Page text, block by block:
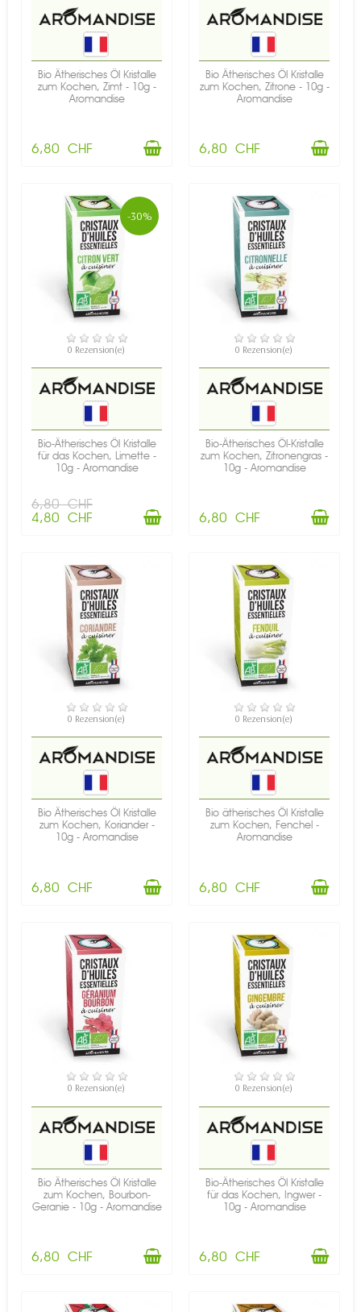
Bio Ätherisches Öl Kristalle
zum Kochen, Zimt - 10g -
Aromandise
6,80 CHF
Bio Ätherisches Öl Kristalle
zum Kochen, Zitrone - 10g -
Aromandise
6,80 CHF
-30%
VERFÜGBAR
0 Rezension(e)
Bio-Ätherisches Öl Kristalle
für das Kochen, Limette -
10g - Aromandise
6,80 CHF
4,80 CHF
VERFÜGBAR
0 Rezension(e)
Bio-Ätherisches Öl-Kristalle
zum Kochen, Zitronengras -
10g - Aromandise
6,80 CHF
VERFÜGBAR
0 Rezension(e)
Bio Ätherisches Öl Kristalle
zum Kochen, Koriander -
10g - Aromandise
6,80 CHF
VERFÜGBAR
0 Rezension(e)
Bio ätherisches Öl Kristalle
zum Kochen, Fenchel -
Aromandise
6,80 CHF
VERFÜGBAR
0 Rezension(e)
Bio Ätherisches Öl Kristalle
zum Kochen, Bourbon-
Geranie - 10g - Aromandise
6,80 CHF
VERFÜGBAR
0 Rezension(e)
Bio-Ätherisches Öl Kristalle
für das Kochen, Ingwer -
10g - Aromandise
6,80 CHF